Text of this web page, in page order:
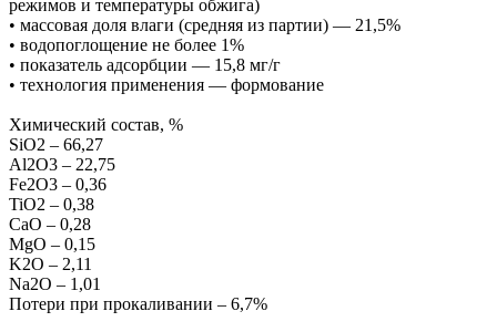
режимов и температуры обжига)
• массовая доля влаги (средняя из партии) — 21,5%
• водопоглощение не более 1%
• показатель адсорбции — 15,8 мг/г
• технология применения — формование
Химический состав, %
SiO2 – 66,27
Al2O3 – 22,75
Fe2O3 – 0,36
TiO2 – 0,38
CaO – 0,28
MgO – 0,15
K2O – 2,11
Na2O – 1,01
Потери при прокаливании – 6,7%